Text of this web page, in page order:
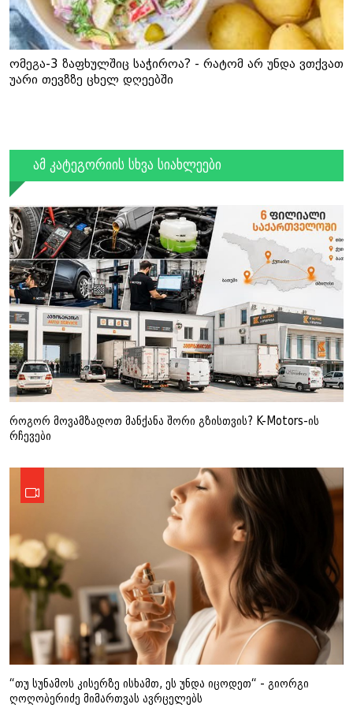
ომეგა-3 ზაფხულშიც საჭიროა? - რატომ არ უნდა ვთქვათ
უარი თევზზე ცხელ დღეებში
ამ კატეგორიის სხვა სიახლეები
როგორ მოვამზადოთ მანქანა შორი გზისთვის? K-Motors-ის
რჩევები
“თუ სუნამოს კისერზე ისხამთ, ეს უნდა იცოდეთ“ - გიორგი
ღოღობერიძე მიმართვას ავრცელებს